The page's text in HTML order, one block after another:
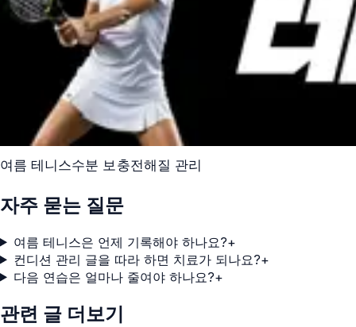
여름 테니스수분 보충전해질 관리
자주 묻는 질문
여름 테니스은 언제 기록해야 하나요?+
컨디션 관리 글을 따라 하면 치료가 되나요?+
다음 연습은 얼마나 줄여야 하나요?+
관련 글 더보기